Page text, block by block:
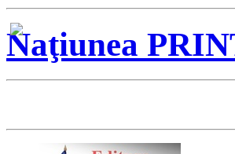
Naţiunea